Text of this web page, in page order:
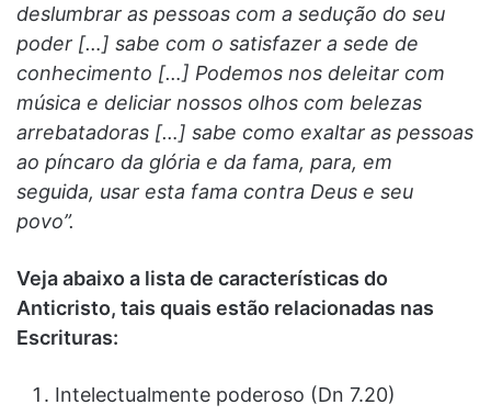
deslumbrar as pessoas com a sedução do seu
poder […] sabe com o satisfazer a sede de
conhecimento […] Podemos nos deleitar com
música e deliciar nossos olhos com belezas
arrebatadoras […] sabe como exaltar as pessoas
ao píncaro da glória e da fama, para, em
seguida, usar esta fama contra Deus e seu
povo”.
Veja abaixo a lista de características do
Anticristo, tais quais estão relacionadas nas
Escrituras:
Intelectualmente poderoso (Dn 7.20)